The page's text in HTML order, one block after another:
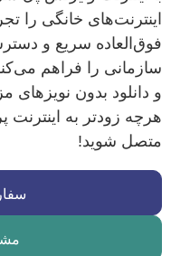
اینترنت‌های خانگی را
فوق‌العاده سریع و
سازمانی را فراهم
و دانلود بدون نویزهای
هرچه زودتر به
متصل شوید!